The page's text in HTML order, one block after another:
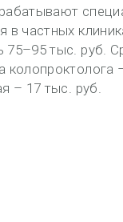
в частных
75–95 тыс. руб.
колопроктолога
– 17 тыс. руб.